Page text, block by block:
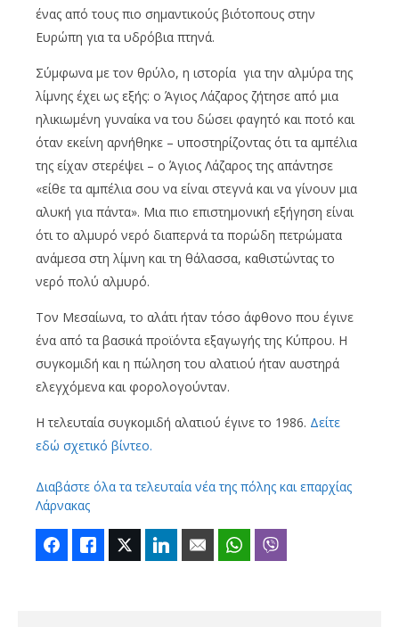
ένας από τους πιο σημαντικούς βιότοπους στην
Ευρώπη για τα υδρόβια πτηνά.
Σύμφωνα με τον θρύλο, η ιστορία για την αλμύρα της
λίμνης έχει ως εξής: ο Άγιος Λάζαρος ζήτησε από μια
ηλικιωμένη γυναίκα να του δώσει φαγητό και ποτό και
όταν εκείνη αρνήθηκε – υποστηρίζοντας ότι τα αμπέλια
της είχαν στερέψει – ο Άγιος Λάζαρος της απάντησε
«είθε τα αμπέλια σου να είναι στεγνά και να γίνουν μια
αλυκή για πάντα». Μια πιο επιστημονική εξήγηση είναι
ότι το αλμυρό νερό διαπερνά τα πορώδη πετρώματα
ανάμεσα στη λίμνη και τη θάλασσα, καθιστώντας το
νερό πολύ αλμυρό.
Τον Μεσαίωνα, το αλάτι ήταν τόσο άφθονο που έγινε
ένα από τα βασικά προϊόντα εξαγωγής της Κύπρου. Η
συγκομιδή και η πώληση του αλατιού ήταν αυστηρά
ελεγχόμενα και φορολογούνταν.
Η τελευταία συγκομιδή αλατιού έγινε το 1986. Δείτε
εδώ σχετικό βίντεο.
Διαβάστε όλα τα τελευταία νέα της πόλης και επαρχίας
Λάρνακας
FacebookLike Twitter LinkedIn Email WhatsApp